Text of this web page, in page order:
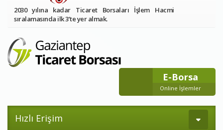
2030 yılına kadar Ticaret Borsaları İşlem Hacmi
sıralamasında ilk 3’te yer almak.
E-Borsa
Online İşlemler
Hızlı Erişim